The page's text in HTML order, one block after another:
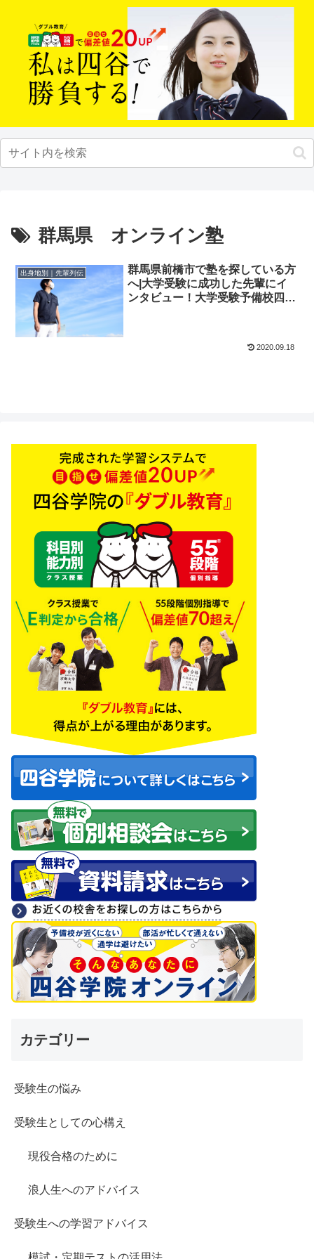
群馬県 オンライン塾
出身地別｜先輩列伝
群馬県前橋市で塾を探している方
へ|大学受験に成功した先輩にイ
ンタビュー！大学受験予備校四谷
2020.09.18
カテゴリー
受験生の悩み
受験生としての心構え
現役合格のために
浪人生へのアドバイス
受験生への学習アドバイス